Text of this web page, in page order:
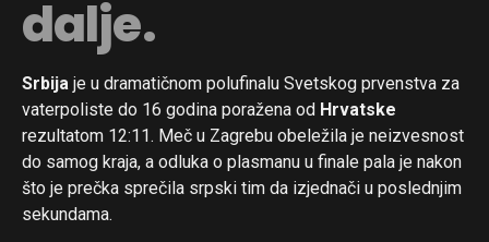
dalje.
Srbija je u dramatičnom polufinalu Svetskog prvenstva za
vaterpoliste do 16 godina poražena od Hrvatske
rezultatom 12:11. Meč u Zagrebu obeležila je neizvesnost
do samog kraja, a odluka o plasmanu u finale pala je nakon
što je prečka sprečila srpski tim da izjednači u poslednjim
sekundama.